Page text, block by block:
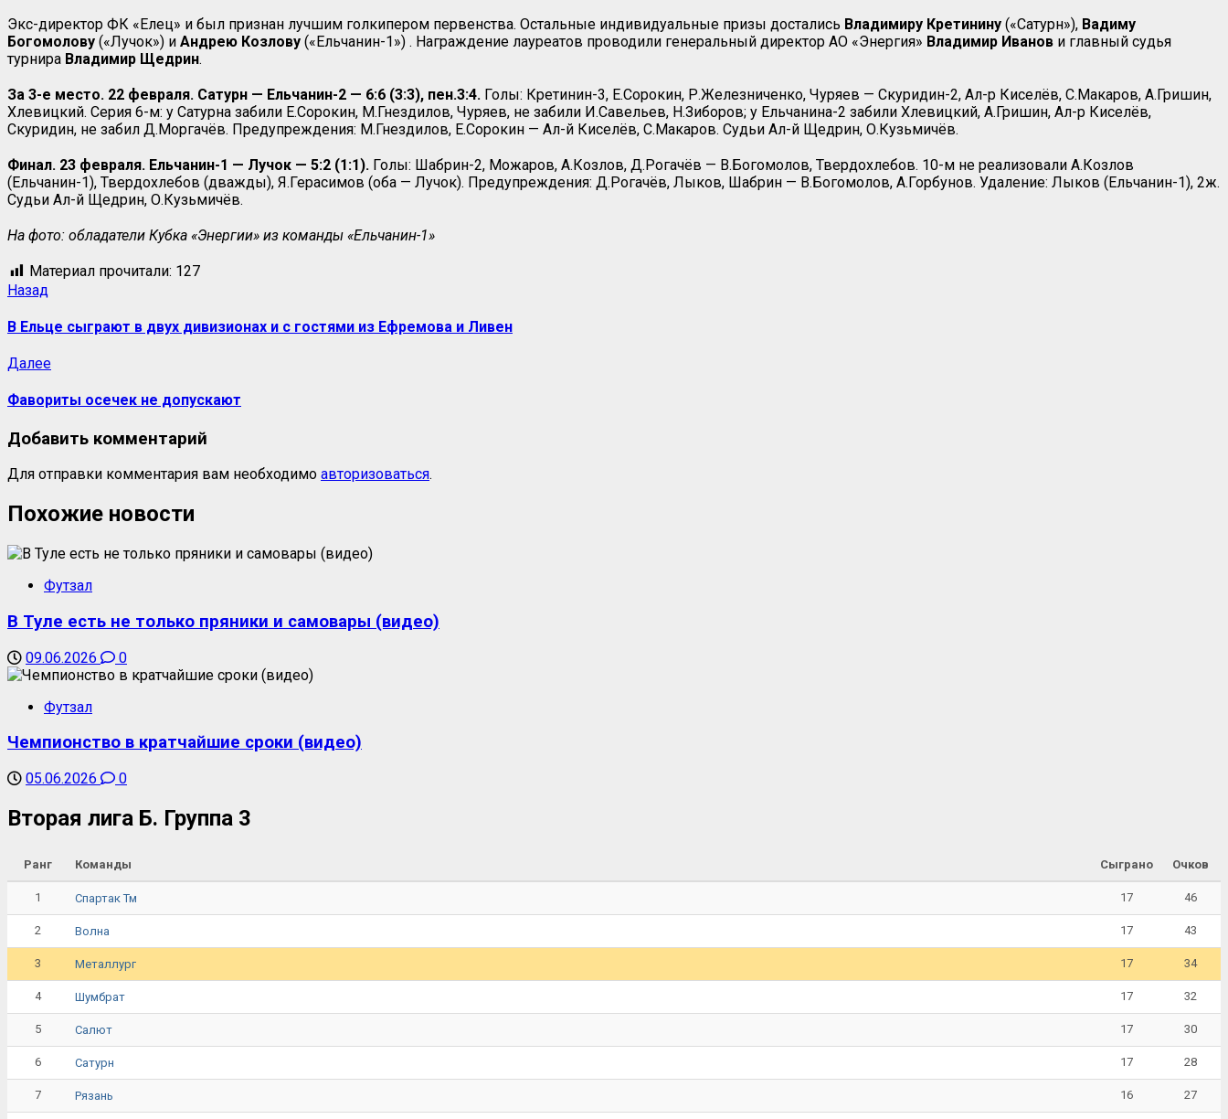
Экс-директор ФК «Елец» и был признан лучшим голкипером первенства. Остальные индивидуальные призы достались Владимиру Кретинину («Сатурн»), Вадиму
Богомолову («Лучок») и Андрею Козлову («Ельчанин-1») . Награждение лауреатов проводили генеральный директор АО «Энергия» Владимир Иванов и главный судья
турнира Владимир Щедрин.
За 3-е место. 22 февраля. Сатурн — Ельчанин-2 — 6:6 (3:3), пен.3:4. Голы: Кретинин-3, Е.Сорокин, Р.Железниченко, Чуряев — Скуридин-2, Ал-р Киселёв, С.Макаров, А.Гришин,
Хлевицкий. Серия 6-м: у Сатурна забили Е.Сорокин, М.Гнездилов, Чуряев, не забили И.Савельев, Н.Зиборов; у Ельчанина-2 забили Хлевицкий, А.Гришин, Ал-р Киселёв,
Скуридин, не забил Д.Моргачёв. Предупреждения: М.Гнездилов, Е.Сорокин — Ал-й Киселёв, С.Макаров. Судьи Ал-й Щедрин, О.Кузьмичёв.
Финал. 23 февраля. Ельчанин-1 — Лучок — 5:2 (1:1). Голы: Шабрин-2, Можаров, А.Козлов, Д.Рогачёв — В.Богомолов, Твердохлебов. 10-м не реализовали А.Козлов
(Ельчанин-1), Твердохлебов (дважды), Я.Герасимов (оба — Лучок). Предупреждения: Д.Рогачёв, Лыков, Шабрин — В.Богомолов, А.Горбунов. Удаление: Лыков (Ельчанин-1), 2ж.
Судьи Ал-й Щедрин, О.Кузьмичёв.
На фото: обладатели Кубка «Энергии» из команды «Ельчанин-1»
Материал прочитали: 127
Навигация
записи
Назад
В Ельце сыграют в двух дивизионах и с гостями из Ефремова и Ливен
ДалееСледующая
Фавориты осечек не допускают
Добавить комментарий
Для отправки комментария вам необходимо авторизоваться.
Похожие новости
Футзал
В Туле есть не только пряники и самовары (видео)
09.06.2026 0
Футзал
Чемпионство в кратчайшие сроки (видео)
05.06.2026 0
Вторая лига Б. Группа 3
Ранг Команды Сыграно Очков
1 Спартак Тм 17 46
2 Волна 17 43
3 Металлург 17 34
4 Шумбрат 17 32
5 Салют 17 30
6 Сатурн 17 28
7 Рязань 16 27